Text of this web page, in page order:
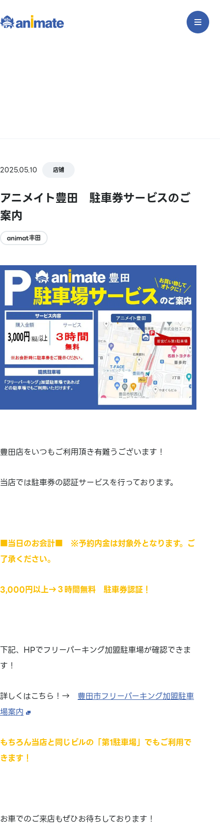
2025.05.10 店铺
アニメイト豊田 駐車券サービスのご
案内
animat丰田
豊田店をいつもご利用頂き有難うございます！
当店では駐車券の認証サービスを行っております。
■当日のお会計■ ※予約内金は対象外となります。ご
了承ください。
3,000円以上→３時間無料 駐車券認証！
下記、HPでフリーパーキング加盟駐車場が確認できま
す！
詳しくはこちら！→ 豊田市フリーパーキング加盟駐車
場案内
もちろん当店と同じビルの「第1駐車場」でもご利用で
きます！
お車でのご来店もぜひお待ちしております！